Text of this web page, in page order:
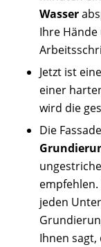
Wasser
Ihre
Jetzt ist eine
einer
wird die
Die
empfehlen.
jeden
Ihnen